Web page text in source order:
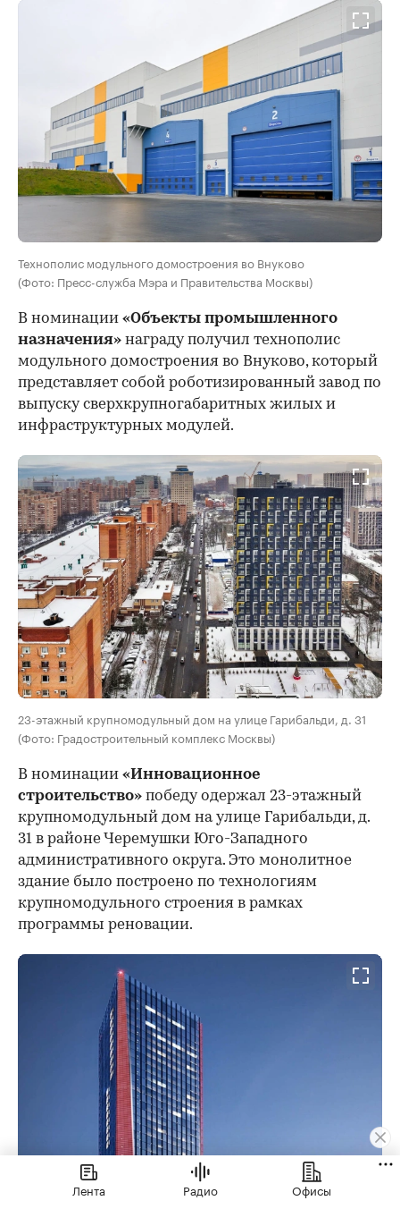
Технополис модульного домостроения во Внуково
(Фото: Пресс-служба Мэра и Правительства Москвы)
В номинации «Объекты промышленного
назначения» награду получил технополис
модульного домостроения во Внуково, который
представляет собой роботизированный завод по
выпуску сверхкрупногабаритных жилых и
инфраструктурных модулей.
23-этажный крупномодульный дом на улице Гарибальди, д. 31
(Фото: Градостроительный комплекс Москвы)
В номинации «Инновационное
строительство» победу одержал 23-этажный
крупномодульный дом на улице Гарибальди, д.
31 в районе Черемушки Юго-Западного
административного округа. Это монолитное
здание было построено по технологиям
крупномодульного строения в рамках
программы реновации.
Лента Радио Офисы